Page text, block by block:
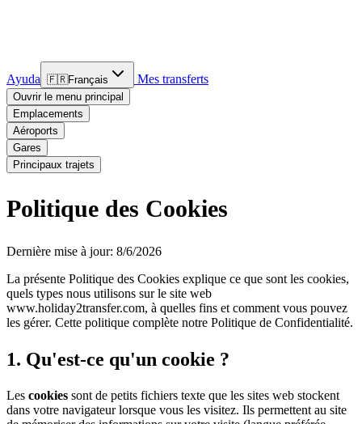
Ayuda 🇫🇷Français Mes transferts
Ouvrir le menu principal
Emplacements
Aéroports
Gares
Principaux trajets
Politique des Cookies
Dernière mise à jour: 8/6/2026
La présente Politique des Cookies explique ce que sont les cookies,
quels types nous utilisons sur le site web
www.holiday2transfer.com, à quelles fins et comment vous pouvez
les gérer. Cette politique complète notre Politique de Confidentialité.
1. Qu'est-ce qu'un cookie ?
Les cookies sont de petits fichiers texte que les sites web stockent
dans votre navigateur lorsque vous les visitez. Ils permettent au site